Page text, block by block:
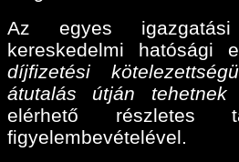
Az egyes igazgatási
kereskedelmi hatósági
díjfizetési
átutalás útján tehetnek
elérhető részletes
figyelembevételével.